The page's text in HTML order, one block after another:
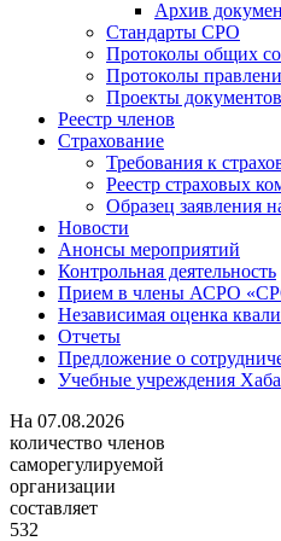
Архив
Стандарты СРО
Протоколы общих
Протоколы
Проекты документов
Реестр членов
Страхование
Требования к
Реестр страховых
Образец заявления
Новости
Анонсы мероприятий
Контрольная деятельность
Прием в члены АСРО
Независимая оценка
Отчеты
Предложение о
Учебные учреждения
На 07.08.2026
количество членов
саморегулируемой
организации
составляет
532